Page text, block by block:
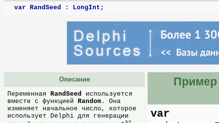
var RandSeed : LongInt;
Описание
Переменная RandSeed используется
вместе с функцией Random . Она
изменяет начальное число, которое
использует Delphi для генерации
Пример
var